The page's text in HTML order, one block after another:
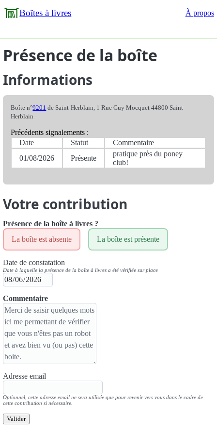
Boîtes à livres À propos
Présence de la boîte
Informations
Boîte n°9201 de Saint-Herblain, 1 Rue Guy Mocquet 44800 Saint-
Herblain
Précédents signalements :
Date
Statut
Commentaire
01/08/2026
Présente
pratique près du poney
club!
Votre contribution
Présence de la boîte à livres ?
La boîte est absente
La boîte est présente
Date de constatation
Date à laquelle la présence de la boîte à livres a été vérifiée sur place
Commentaire
Adresse email
Optionnel, cette adresse email ne sera utilisée que pour revenir vers vous dans le cadre de
cette contribution si nécessaire.
Valider